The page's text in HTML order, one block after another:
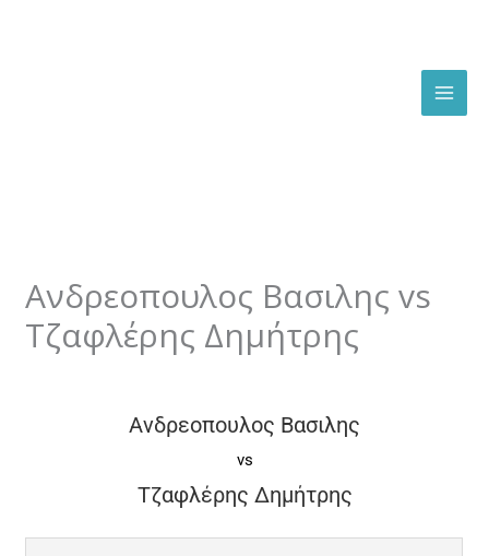
Ανδρεοπουλος Βασιλης vs
Τζαφλέρης Δημήτρης
Ανδρεοπουλος Βασιλης
vs
Τζαφλέρης Δημήτρης